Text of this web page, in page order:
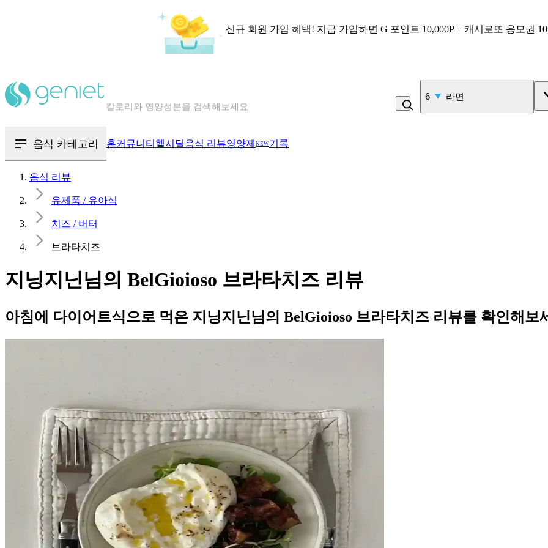
신규 회원 가입 혜택! 지금 가입하면 G 포인트 10,000P + 캐시로또 응모권
칼로리와 영양성분을 검색해보세요
6 라면
음식 카테고리 홈커뮤니티 헬시딜음식 리뷰영양제 NEW기록
음식 리뷰
유제품 / 유아식
치즈 / 버터
브라타치즈
지닝지닌님의 BelGioioso 브라타치즈 리뷰
아침에 다이어트식으로 먹은 지닝지닌님의 BelGioioso 브라타치즈 리뷰를 확인해보